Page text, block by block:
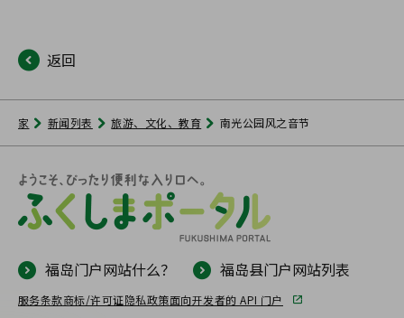
返回
家 新闻列表 旅游、文化、教育 南光公园风之音节
福岛门户网站什么？ 福岛县门户网站列表
服务条款商标/许可证隐私政策面向开发者的 API 门户